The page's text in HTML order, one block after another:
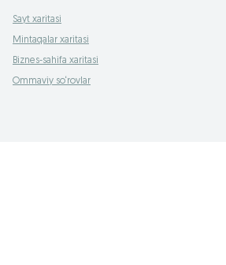
Sayt xaritasi
Mintaqalar xaritasi
Biznes-sahifa xaritasi
Ommaviy so‘rovlar